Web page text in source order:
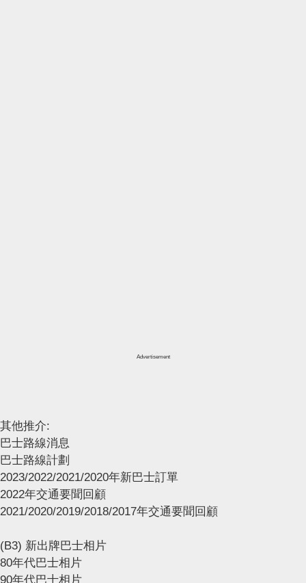
Advertisement
其他推介:
巴士路線消息
巴士路線計劃
2023/2022/2021/2020年新巴士訂單
2022年交通要聞回顧
2021/2020/2019/2018/2017年交通要聞回顧
(B3) 新出牌巴士相片
80年代巴士相片
90年代巴士相片